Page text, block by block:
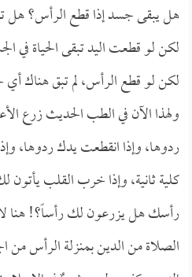
هل يبقى جسد إذا قطع الرأس؟ هل
لكن لو قطعت اليد تبقى الحياة في
لكن لو قطع الرأس، لم تبق هناك أي
ولهذا الآن في الطب الحديث زرع
ردوها، وإذا انقطعت يدك ردوها،
كلية ثانية، وإذا خرب القلب
رأسك هل يزرعون لك رأساً؟! هنا
الصلاة من الدين بمنزلة الرأس من